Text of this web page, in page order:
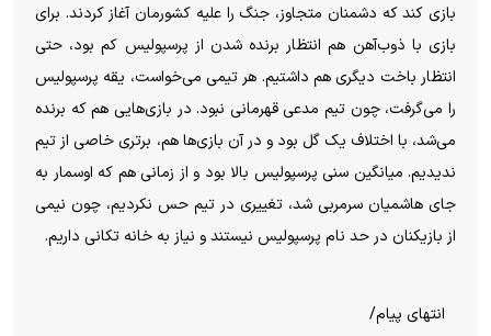
بازی کند که دشمنان متجاوز، جنگ را علیه کشورمان آغاز کردند. برای
بازی با ذوب‌آهن هم انتظار برنده شدن از پرسپولیس کم بود، حتی
انتظار باخت دیگری هم داشتیم. هر تیمی می‌خواست، یقه پرسپولیس
را می‌گرفت، چون تیم مدعی قهرمانی نبود. در بازی‌هایی هم که برنده
می‌شد، با اختلاف یک گل بود و در آن بازی‌ها هم، برتری خاصی از تیم
ندیدیم. میانگین سنی پرسپولیس بالا بود و از زمانی هم که اوسمار به
جای هاشمیان سرمربی شد، تغییری در تیم حس نکردیم، چون نیمی
از بازیکنان در حد نام پرسپولیس نیستند و نیاز به خانه تکانی داریم.
انتهای پیام/